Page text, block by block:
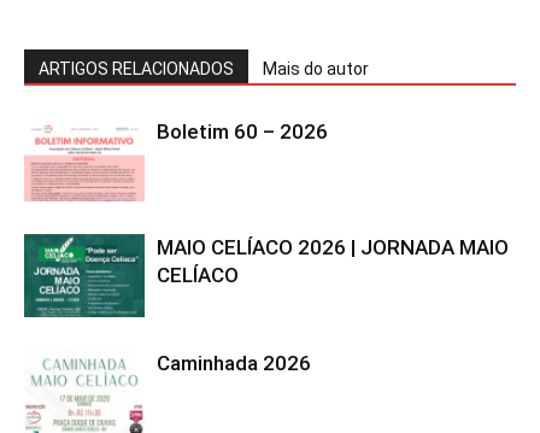
ARTIGOS RELACIONADOS Mais do autor
Boletim 60 – 2026
MAIO CELÍACO 2026 | JORNADA MAIO
CELÍACO
Caminhada 2026